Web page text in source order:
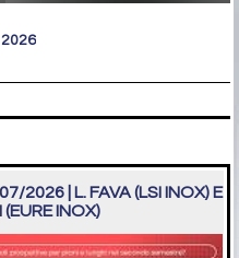
2026 | L. FAVA (LSI INOX) E
(EURE INOX)